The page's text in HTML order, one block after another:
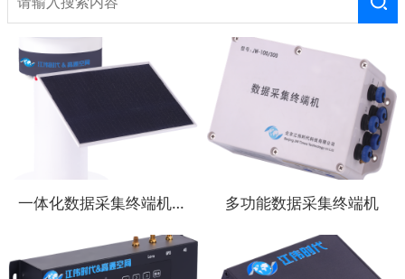
一体化数据采集终端机（第4代） 多功能数据采集终端机